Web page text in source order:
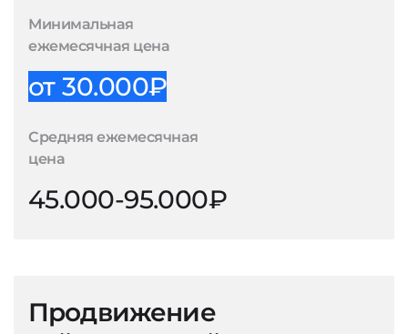
Минимальная
ежемесячная цена
от 30.000₽
Средняя ежемесячная
цена
45.000-95.000₽
Продвижение